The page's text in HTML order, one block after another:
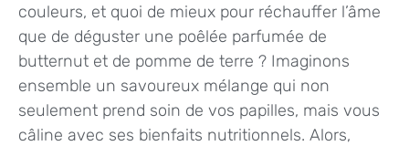
couleurs, et quoi de mieux pour réchauffer l’âme
que de déguster une poêlée parfumée de
butternut et de pomme de terre ? Imaginons
ensemble un savoureux mélange qui non
seulement prend soin de vos papilles, mais vous
câline avec ses bienfaits nutritionnels. Alors,